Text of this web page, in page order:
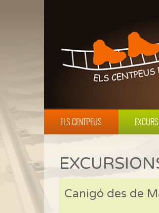
ELS CENTPEUS
Canigó des de